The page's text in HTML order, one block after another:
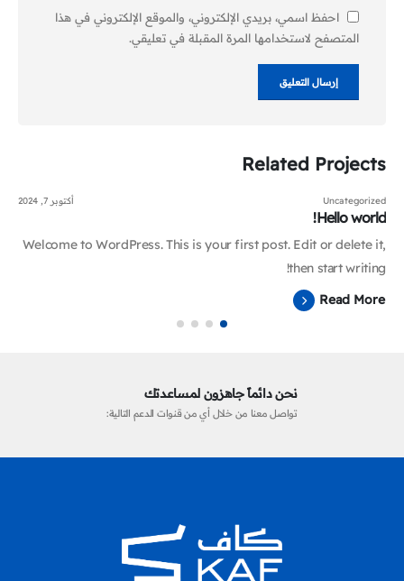
احفظ اسمي، بريدي الإلكتروني، والموقع الإلكتروني في هذا
المتصفح لاستخدامها المرة المقبلة في تعليقي.
Related Projects
Uncategorized أكتوبر 7, 2024
Hello world!
Welcome to WordPress. This is your first post. Edit or delete it,
then start writing!
Read More
نحن دائماً جاهزون لمساعدتك
تواصل معنا من خلال أي من قنوات الدعم التالية: